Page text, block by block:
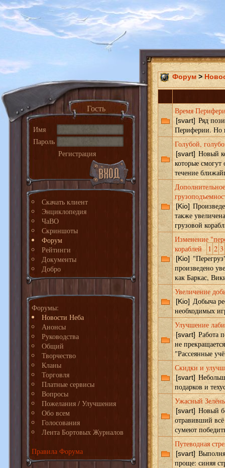
Гость
Имя
Пароль
Регистрация
Скачать клиент
Энциклопедия
ЧаВО
Скриншоты
Форум
Рейтинги
Документы
Добро
Форумы:
Новости Неба
Анонсы
Руководства
Общий
Творчество
Кланы
Торговля
Платные сервисы
Вопросы
Пожелания / Улучшения
Обо всем
Голосования
Лента Бортовых Журналов
Правила Форума
Форум >
Время
[svart] Ряд
Периферии. Но
Голубой,
[svart] Новый
которые смогут
течение
[Kio]
также
грузовой
Изменение
кораблей
1 2 3
[Kio]
произведено
как Баркас,
Увеличение
[Kio] Добыча
необходимых
Улучшение
[svart] Работа
не
"Рассеянные
Скидки и
[svart]
подарков и
Ужасный
[svart] Новый
отравивший
сумеют
Путеводная
[svart]
проще: синяя